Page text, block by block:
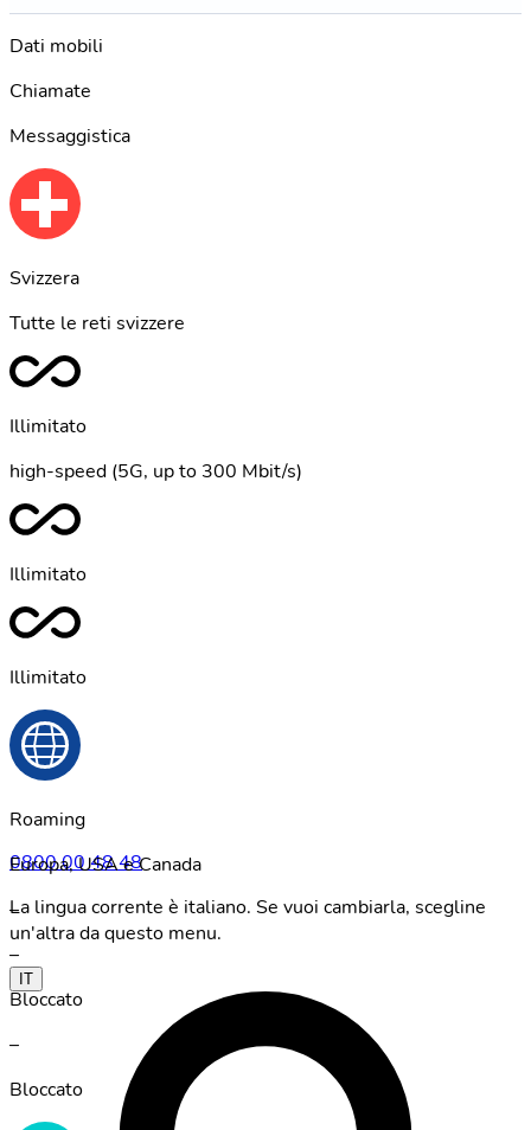
0800 00 48 48
La lingua corrente è italiano. Se vuoi cambiarla, scegline
un'altra da questo menu.
IT
Dati mobili
Chiamate
Messaggistica
Svizzera
Tutte le reti svizzere
Illimitato
high-speed (5G, up to 300 Mbit/s)
Illimitato
Illimitato
Roaming
Europa, USA e Canada
–
–
Bloccato
–
Bloccato